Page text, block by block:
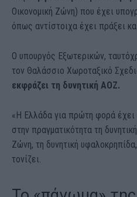
Οικονομική Ζώνη) που έχει
όπως αντίστοιχα έχει πράξει
Ο υπουργός Εξωτερικών,
τον Θαλάσσιο Χωροταξικό
εκφράζει τη δυνητική ΑΟΖ.
«Η Ελλάδα για πρώτη φορά έχει
στην πραγματικότητα τη
Ζώνη, τη δυνητική
τονίζει.